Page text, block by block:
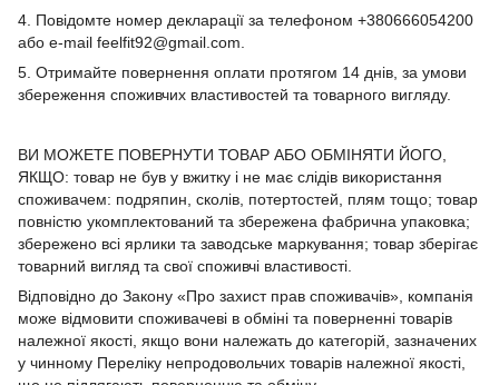
4. Повідомте номер декларації за телефоном +380666054200
або e-mail feelfit92@gmail.com.
5. Отримайте повернення оплати протягом 14 днів, за умови
збереження споживчих властивостей та товарного вигляду.
ВИ МОЖЕТЕ ПОВЕРНУТИ ТОВАР АБО ОБМІНЯТИ ЙОГО,
ЯКЩО: товар не був у вжитку і не має слідів використання
споживачем: подряпин, сколів, потертостей, плям тощо; товар
повністю укомплектований та збережена фабрична упаковка;
збережено всі ярлики та заводське маркування; товар зберігає
товарний вигляд та свої споживчі властивості.
Відповідно до Закону «Про захист прав споживачів», компанія
може відмовити споживачеві в обміні та поверненні товарів
належної якості, якщо вони належать до категорій, зазначених
у чинному Переліку непродовольчих товарів належної якості,